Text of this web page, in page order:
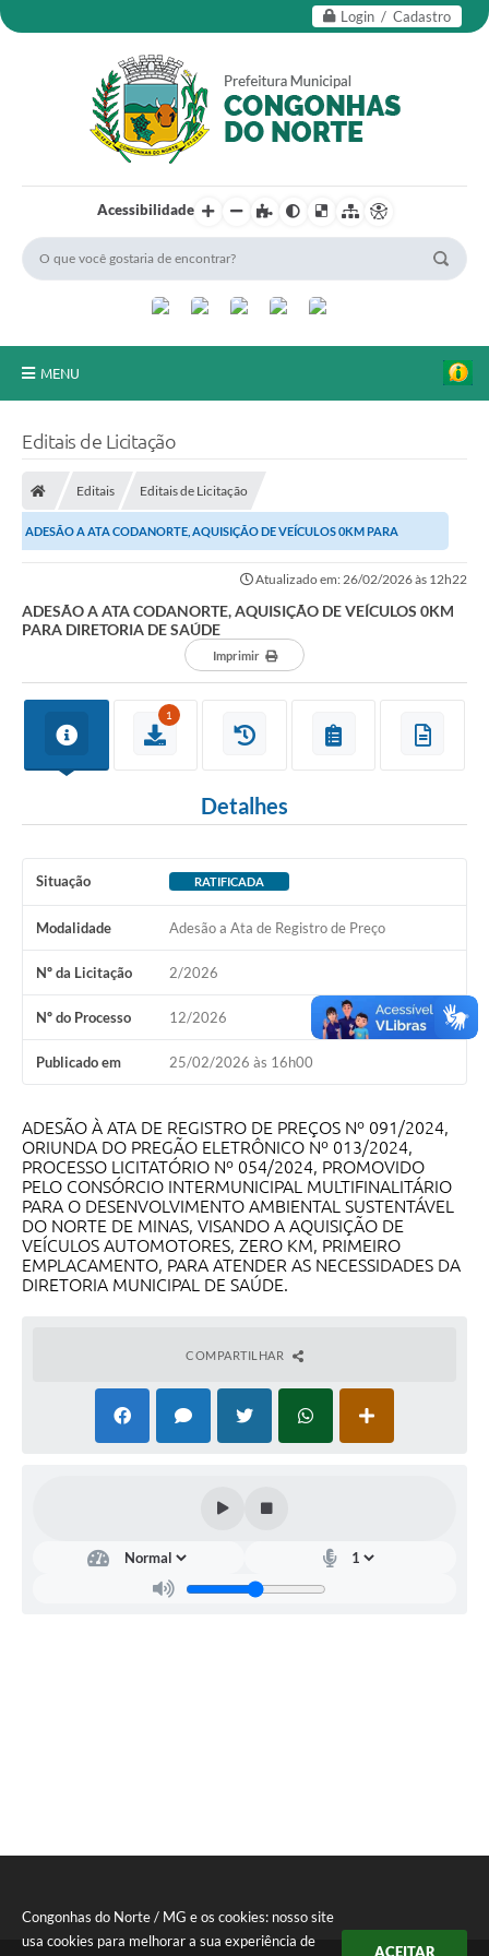
Congonhas do Norte / MG e os cookies: nosso site
usa cookies para melhorar a sua experiência de
ACEITAR
Login / Cadastro
Acessibilidade
MENU
Ouvidoria
Legislação
Carta de Serviços
Serviços Online
Telefones Úteis
Editais de Licitação
Editais Editais de Licitação
ADESÃO A ATA CODANORTE, AQUISIÇÃO DE VEÍCULOS 0KM PARA
Atualizado em: 26/02/2026 às 12h22
ADESÃO A ATA CODANORTE, AQUISIÇÃO DE VEÍCULOS 0KM
PARA DIRETORIA DE SAÚDE
Imprimir
1
Detalhes
Situação RATIFICADA
Modalidade Adesão a Ata de Registro de Preço
Nº da Licitação 2/2026
Nº do Processo 12/2026
Publicado em 25/02/2026 às 16h00
ADESÃO À ATA DE REGISTRO DE PREÇOS Nº 091/2024,
ORIUNDA DO PREGÃO ELETRÔNICO Nº 013/2024,
PROCESSO LICITATÓRIO Nº 054/2024, PROMOVIDO
PELO CONSÓRCIO INTERMUNICIPAL MULTIFINALITÁRIO
PARA O DESENVOLVIMENTO AMBIENTAL SUSTENTÁVEL
DO NORTE DE MINAS, VISANDO A AQUISIÇÃO DE
VEÍCULOS AUTOMOTORES, ZERO KM, PRIMEIRO
EMPLACAMENTO, PARA ATENDER AS NECESSIDADES DA
DIRETORIA MUNICIPAL DE SAÚDE.
COMPARTILHAR